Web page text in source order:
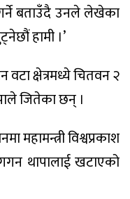
बताउँदै उनले लेखेका
हामी ।’
वटा क्षेत्रमध्ये चितवन २
जितेका छन् ।
महामन्त्री विश्वप्रकाश
गगन थापालाई खटाएको